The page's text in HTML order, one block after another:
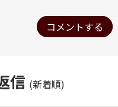
コメントする
信 (新着順)